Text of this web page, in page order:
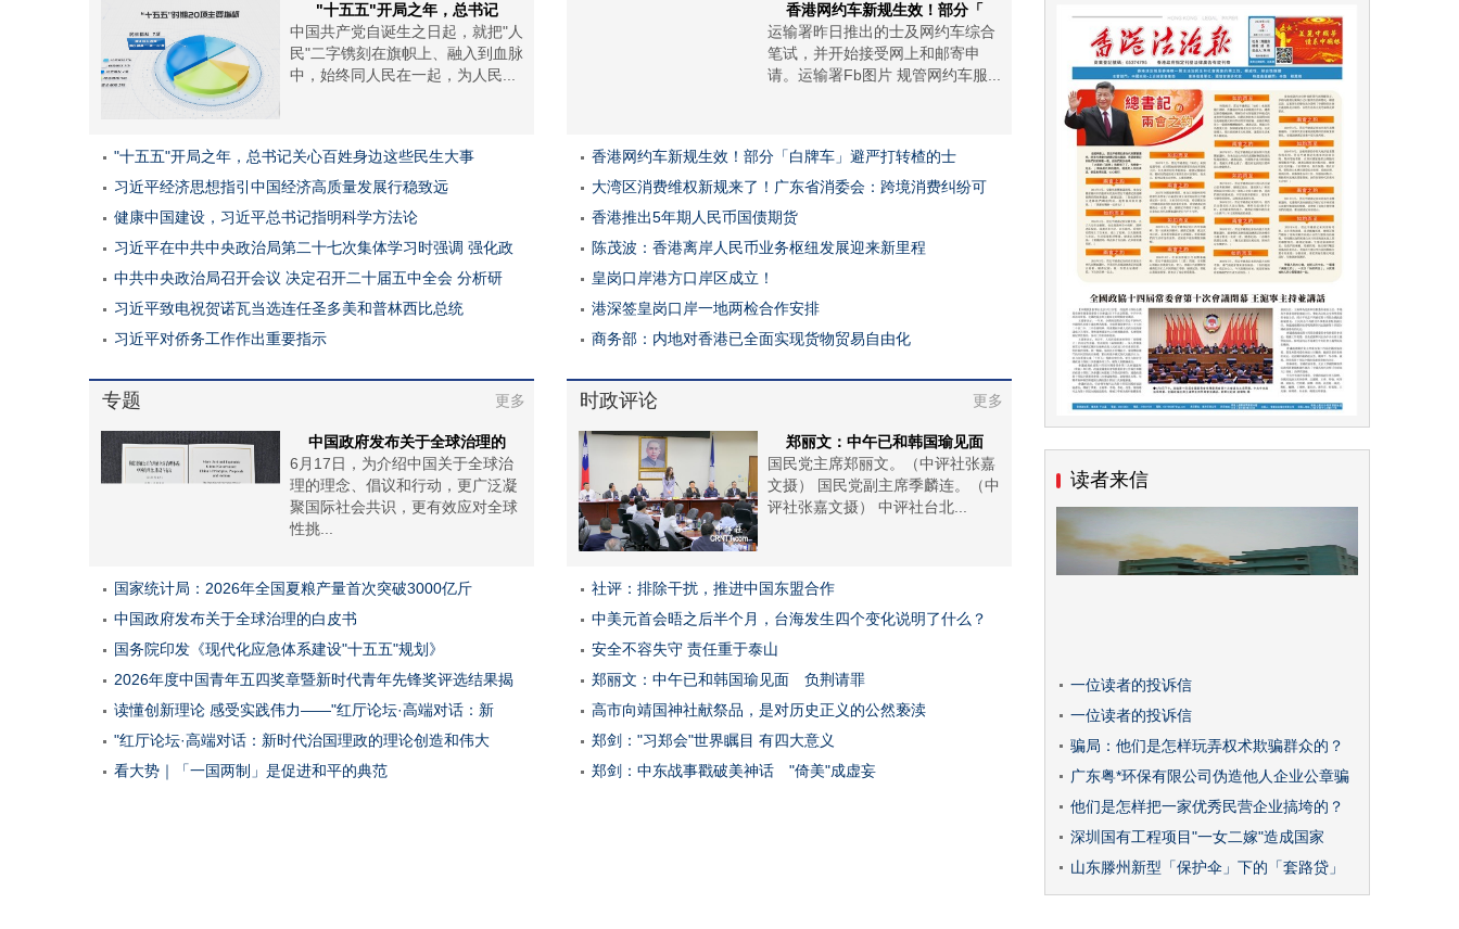
"十五五"开局之年，总书记
中国共产党自诞生之日起，就把"人
民"二字镌刻在旗帜上、融入到血脉
中，始终同人民在一起，为人民...
"十五五"开局之年，总书记关心百姓身边这些民生大事
习近平经济思想指引中国经济高质量发展行稳致远
健康中国建设，习近平总书记指明科学方法论
习近平在中共中央政治局第二十七次集体学习时强调 强化政
中共中央政治局召开会议 决定召开二十届五中全会 分析研
习近平致电祝贺诺瓦当选连任圣多美和普林西比总统
习近平对侨务工作作出重要指示
香港网约车新规生效！部分「
运输署昨日推出的士及网约车综合
笔试，并开始接受网上和邮寄申
请。运输署Fb图片 规管网约车服...
香港网约车新规生效！部分「白牌车」避严打转楂的士
大湾区消费维权新规来了！广东省消委会：跨境消费纠纷可
香港推出5年期人民币国债期货
陈茂波：香港离岸人民币业务枢纽发展迎来新里程
皇岗口岸港方口岸区成立！
港深签皇岗口岸一地两检合作安排
商务部：内地对香港已全面实现货物贸易自由化
专题 更多
中国政府发布关于全球治理的
6月17日，为介绍中国关于全球治
理的理念、倡议和行动，更广泛凝
聚国际社会共识，更有效应对全球
性挑...
国家统计局：2026年全国夏粮产量首次突破3000亿斤
中国政府发布关于全球治理的白皮书
国务院印发《现代化应急体系建设"十五五"规划》
2026年度中国青年五四奖章暨新时代青年先锋奖评选结果揭
读懂创新理论 感受实践伟力——"红厅论坛·高端对话：新
"红厅论坛·高端对话：新时代治国理政的理论创造和伟大
看大势｜「一国两制」是促进和平的典范
时政评论 更多
郑丽文：中午已和韩国瑜见面
国民党主席郑丽文。（中评社张嘉
文摄） 国民党副主席季麟连。（中
评社张嘉文摄） 中评社台北...
社评：排除干扰，推进中国东盟合作
中美元首会晤之后半个月，台海发生四个变化说明了什么？
安全不容失守 责任重于泰山
郑丽文：中午已和韩国瑜见面 负荆请罪
高市向靖国神社献祭品，是对历史正义的公然亵渎
郑剑："习郑会"世界瞩目 有四大意义
郑剑：中东战事戳破美神话 "倚美"成虚妄
读者来信
一位读者的投诉信
一位读者的投诉信
骗局：他们是怎样玩弄权术欺骗群众的？
广东粤*环保有限公司伪造他人企业公章骗
他们是怎样把一家优秀民营企业搞垮的？
深圳国有工程项目"一女二嫁"造成国家
山东滕州新型「保护伞」下的「套路贷」